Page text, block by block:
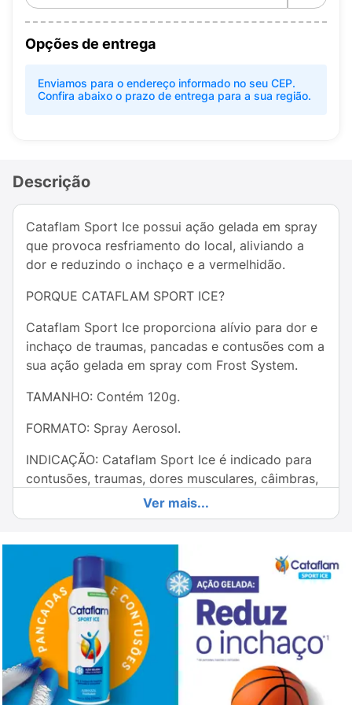
Opções de entrega
Enviamos para o endereço informado no seu CEP.
Confira abaixo o prazo de entrega para a sua região.
Descrição
Cataflam Sport Ice possui ação gelada em spray
que provoca resfriamento do local, aliviando a
dor e reduzindo o inchaço e a vermelhidão.
PORQUE CATAFLAM SPORT ICE?
Cataflam Sport Ice proporciona alívio para dor e
inchaço de traumas, pancadas e contusões com a
sua ação gelada em spray com Frost System.
TAMANHO: Contém 120g.
FORMATO: Spray Aerosol.
INDICAÇÃO: Cataflam Sport Ice é indicado para
contusões, traumas, dores musculares, câimbras,
torcicolos e processos dolorosos e inflamatórios
em geral. Cataflam Sport Ice não é um
Vaporizar o jato do aerossol a uma distância
mínima de 20 cm, em uma toalha ou pedaço de
tecido, por 2 a 3 segundos. Colocar a toalha na
área afetada, comprimindo levemente. Caso
necessário, repetir esta operação em curtos
intervalos.
Ver mais...